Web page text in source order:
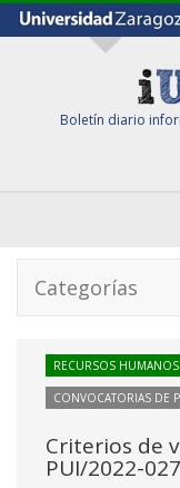
Boletín diario
Categorías
RECURSOS HUMANOS
CONVOCATORIAS DE
Criterios de
PUI/2022-027